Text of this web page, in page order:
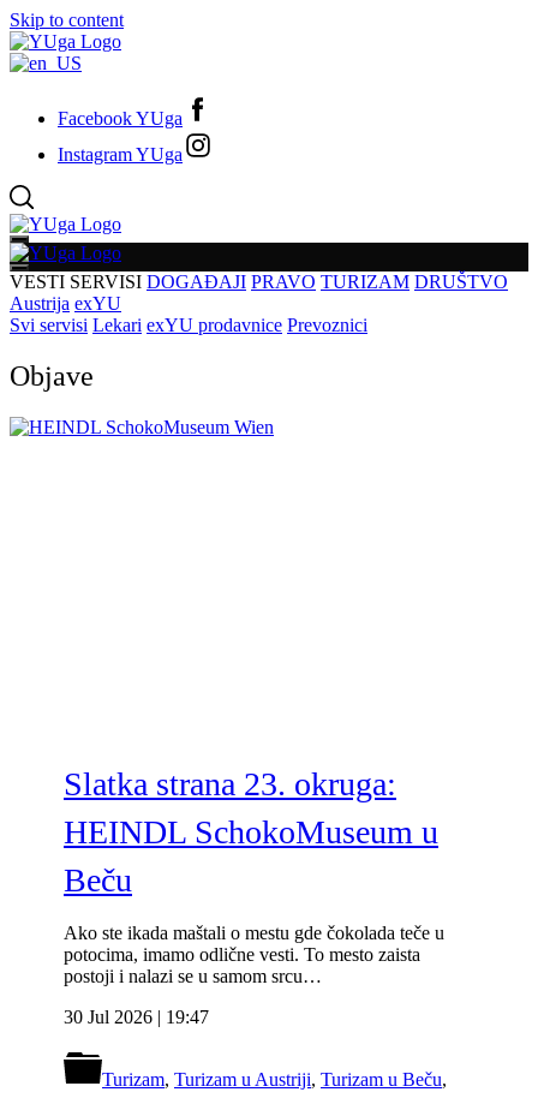
Skip to content
Facebook YUga
Instagram YUga
VESTI SERVISI DOGAĐAJI PRAVO TURIZAM DRUŠTVO
Austrija exYU
Svi servisi Lekari exYU prodavnice Prevoznici
Objave
Slatka strana 23. okruga:
HEINDL SchokoMuseum u
Beču
Ako ste ikada maštali o mestu gde čokolada teče u
potocima, imamo odlične vesti. To mesto zaista
postoji i nalazi se u samom srcu…
30 Jul 2026 | 19:47
Turizam, Turizam u Austriji, Turizam u Beču,